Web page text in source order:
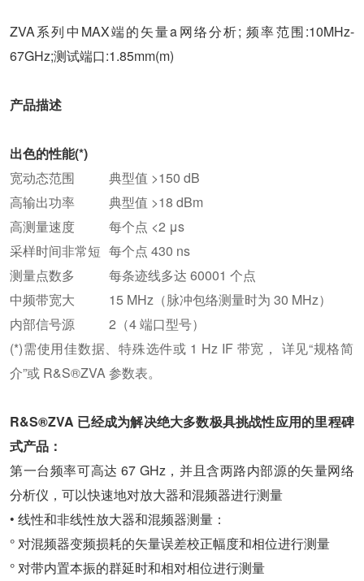
ZVA系列中MAX端的矢量a网络分析; 频率范围:10MHz-
67GHz;测试端口:1.85mm(m)
产品描述
出色的性能(*)
宽动态范围
典型值 >150 dB
高输出功率
典型值 >18 dBm
高测量速度
每个点 <2 μs
采样时间非常短 每个点 430 ns
测量点数多
每条迹线多达 60001 个点
中频带宽大
15 MHz（脉冲包络测量时为 30 MHz）
内部信号源
2（4 端口型号）
(*)需使用佳数据、特殊选件或 1 Hz IF 带宽， 详见“规格简
介”或 R&S®ZVA 参数表。
R&S®ZVA 已经成为解决绝大多数极具挑战性应用的里程碑
式产品：
第一台频率可高达 67 GHz，并且含两路内部源的矢量网络
分析仪，可以快速地对放大器和混频器进行测量
• 线性和非线性放大器和混频器测量：
° 对混频器变频损耗的矢量误差校正幅度和相位进行测量
° 对带内置本振的群延时和相对相位进行测量